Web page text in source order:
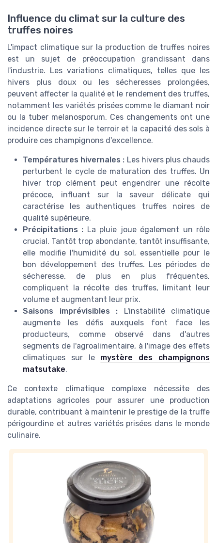
Influence du climat sur la culture des
truffes noires
L'impact climatique sur la production de truffes noires
est un sujet de préoccupation grandissant dans
l'industrie. Les variations climatiques, telles que les
hivers plus doux ou les sécheresses prolongées,
peuvent affecter la qualité et le rendement des truffes,
notamment les variétés prisées comme le diamant noir
ou la tuber melanosporum. Ces changements ont une
incidence directe sur le terroir et la capacité des sols à
produire ces champignons d'excellence.
Températures hivernales : Les hivers plus chauds
perturbent le cycle de maturation des truffes. Un
hiver trop clément peut engendrer une récolte
précoce, influant sur la saveur délicate qui
caractérise les authentiques truffes noires de
qualité supérieure.
Précipitations : La pluie joue également un rôle
crucial. Tantôt trop abondante, tantôt insuffisante,
elle modifie l'humidité du sol, essentielle pour le
bon développement des truffes. Les périodes de
sécheresse, de plus en plus fréquentes,
compliquent la récolte des truffes, limitant leur
volume et augmentant leur prix.
Saisons imprévisibles :
L'instabilité climatique
augmente les défis auxquels font face les
producteurs, comme observé dans d'autres
segments de l'agroalimentaire, à l'image des effets
climatiques sur le mystère des champignons
matsutake.
Ce contexte climatique complexe nécessite des
adaptations agricoles pour assurer une production
durable, contribuant à maintenir le prestige de la truffe
périgourdine et autres variétés prisées dans le monde
culinaire.